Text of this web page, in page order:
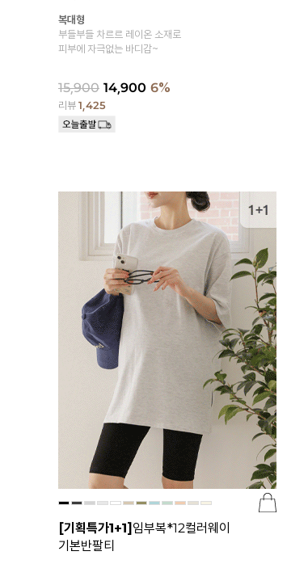
복대형
부들부들 차르르 레이온 소재로
피부에 자극없는 바디감~
15,900 14,900 6%
리뷰 1,425
[기획특가1+1]임부복*12컬러웨이
기본반팔티